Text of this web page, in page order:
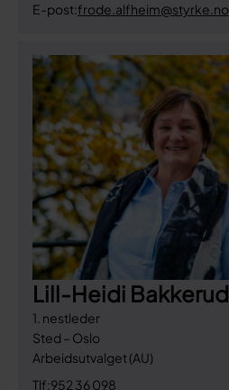
E-post:frode.alfheim@styrke.no
Lill-Heidi Bakkerud
1. nestleder
Sted – Oslo
Arbeidsutvalget (AU)
Tlf:952 36 098